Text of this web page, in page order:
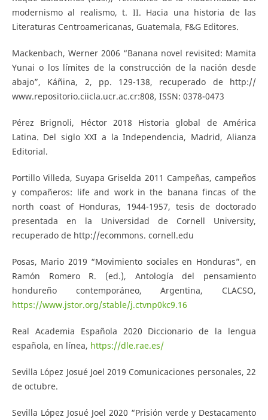
modernismo al realismo, t. II. Hacia una historia de las
Literaturas Centroamericanas, Guatemala, F&G Editores.
Mackenbach, Werner 2006 “Banana novel revisited: Mamita
Yunai o los límites de la construcción de la nación desde
abajo”, Káñina, 2, pp. 129-138, recuperado de http://
www.repositorio.ciicla.ucr.ac.cr:808, ISSN: 0378-0473
Pérez Brignoli, Héctor 2018 Historia global de América
Latina. Del siglo XXI a la Independencia, Madrid, Alianza
Editorial.
Portillo Villeda, Suyapa Griselda 2011 Campeñas, campeños
y compañeros: life and work in the banana fincas of the
north coast of Honduras, 1944-1957, tesis de doctorado
presentada en la Universidad de Cornell University,
recuperado de http://ecommons. cornell.edu
Posas, Mario 2019 “Movimiento sociales en Honduras”, en
Ramón Romero R. (ed.), Antología del pensamiento
hondureño contemporáneo, Argentina, CLACSO,
https://www.jstor.org/stable/j.ctvnp0kc9.16
Real Academia Española 2020 Diccionario de la lengua
española, en línea, https://dle.rae.es/
Sevilla López Josué Joel 2019 Comunicaciones personales, 22
de octubre.
Sevilla López Josué Joel 2020 “Prisión verde y Destacamento